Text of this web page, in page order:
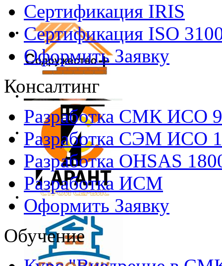
Сертификация IRIS
Сертификация ISO
Оформить Заявку
Консалтинг
Разработка СМК ИСО
Разработка СЭМ ИСО
Разработка OHSAS
Разработка ИСМ
Оформить Заявку
Обучение